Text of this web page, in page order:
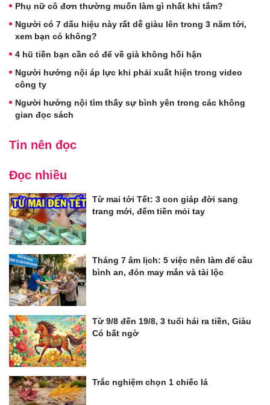
Phụ nữ cô đơn thường muốn làm gì nhất khi tắm?
Người có 7 dấu hiệu này rất dễ giàu lên trong 3 năm tới,
xem bạn có không?
4 hũ tiền bạn cần có để về già không hối hận
Người hướng nội áp lực khi phải xuất hiện trong video
công ty
Người hướng nội tìm thấy sự bình yên trong các không
gian đọc sách
Tin nên đọc
Đọc nhiều
Từ mai tới Tết: 3 con giáp đời sang
trang mới, đếm tiền mỏi tay
Tháng 7 âm lịch: 5 việc nên làm để cầu
bình an, đón may mắn và tài lộc
Từ 9/8 đến 19/8, 3 tuổi hái ra tiền, Giàu
Có bất ngờ
Trắc nghiệm chọn 1 chiếc lá